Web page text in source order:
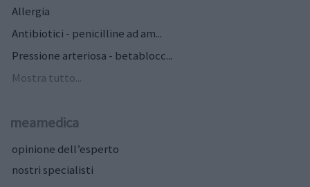
Allergia
Antibiotici - penicilline ad am...
Pressione arteriosa - betablocc...
Mostra tutto...
meamedica
opinione dell’esperto
nostri specialisti